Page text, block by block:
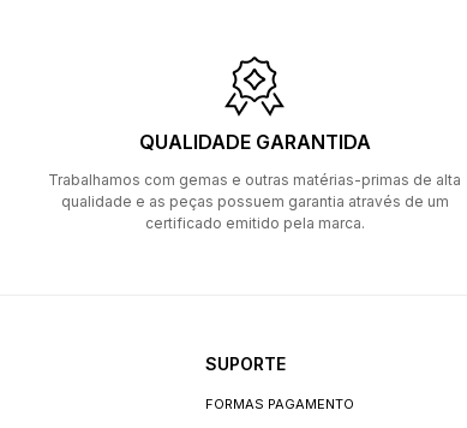
QUALIDADE GARANTIDA
Trabalhamos com gemas e outras matérias-primas de alta
qualidade e as peças possuem garantia através de um
certificado emitido pela marca.
SUPORTE
FORMAS PAGAMENTO